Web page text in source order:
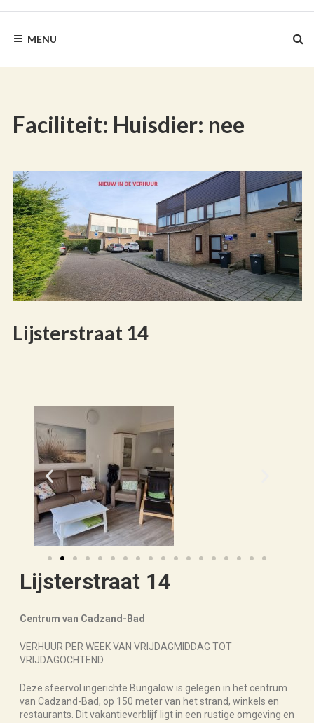
MENU
Faciliteit: Huisdier: nee
Lijsterstraat 14
Lijsterstraat 14
Centrum van Cadzand-Bad
VERHUUR PER WEEK VAN VRIJDAGMIDDAG TOT
VRIJDAGOCHTEND
Deze sfeervol ingerichte Bungalow is gelegen in het centrum
van Cadzand-Bad, op 150 meter van het strand, winkels en
restaurants. Dit vakantieverblijf ligt in een rustige omgeving en